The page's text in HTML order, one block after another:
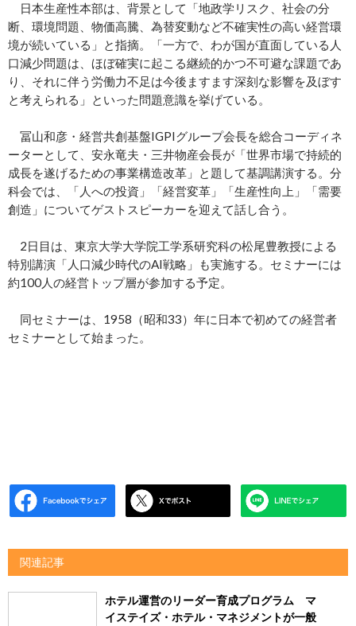
日本生産性本部は、背景として「地政学リスク、社会の分
断、環境問題、物価高騰、為替変動など不確実性の高い経営環
境が続いている」と指摘。「一方で、わが国が直面している人
口減少問題は、ほぼ確実に起こる継続的かつ不可避な課題であ
り、それに伴う労働力不足は今後ますます深刻な影響を及ぼす
と考えられる」といった問題意識を挙げている。
冨山和彦・経営共創基盤IGPIグループ会長を総合コーディネ
ーターとして、安永竜夫・三井物産会長が「世界市場で持続的
成長を遂げるための事業構造改革」と題して基調講演する。分
科会では、「人への投資」「経営変革」「生産性向上」「需要
創造」についてゲストスピーカーを迎えて話し合う。
2日目は、東京大学大学院工学系研究科の松尾豊教授による
特別講演「人口減少時代のAI戦略」も実施する。セミナーには
約100人の経営トップ層が参加する予定。
同セミナーは、1958（昭和33）年に日本で初めての経営者
セミナーとして始まった。
関連記事
ホテル運営のリーダー育成プログラム マ
イステイズ・ホテル・マネジメントが一般